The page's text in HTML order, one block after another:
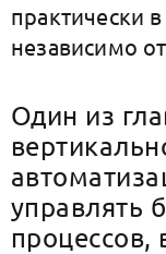
практически
независимо
Один из
управлять